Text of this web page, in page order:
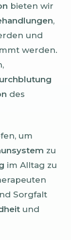
bieten wir
,
und
werden.
des
um
zu
im Alltag zu
Sorgfalt
und